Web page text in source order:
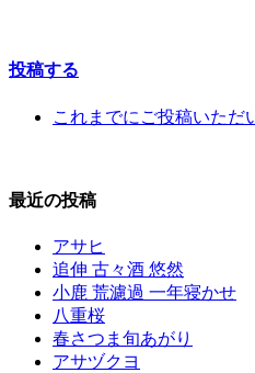
投稿する
これまでにご投稿いただ
最近の投稿
アサヒ
追伸 古々酒 悠然
小鹿 荒濾過 一年寝かせ
八重桜
春さつま旬あがり
アサヅクヨ